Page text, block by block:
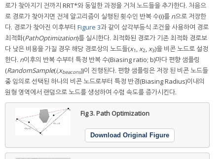
로가 찾아지기 전까지 RRT*와 동일한 과정을 거쳐 노드들을 추가한다. 처음으
로 경로가 찾아지면 전체 알고리즘이 실행된 횟수인 반복 수(i)를 n으로 저장한
다. 경로가 찾아진 이후부터 Figure 3과 같이 삼각부등식 조건을 사용하여 경로
최적화(PathOptimization)를 실시한다. 최적화된 경로가 기존 최적화 경로보
다 낮은 비용을 가질 경우 해당 경로상의 노드들(x1 x2 x3)을 비콘 노드로 설정
한다. n이후의 반복 수부터 특정 반복 수(Biasing ratio; b)마다 편향 샘플링
(RandomSample(i,xbeacons))이 진행된다. 편향 샘플링은 저장 된 비콘 노드들
중 임의로 선택된 하나의 비콘 노드로부터 특정 반경(Biasing Radius)이내의
원형 영역에서 랜덤으로 노드를 생성하여 수렴 속도를 증가시킨다.
Fig 3.Path Optimization
Download Original Figure